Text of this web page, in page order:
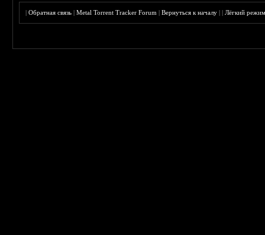
|Обратная связь |Metal Torrent Tracker Forum |Вернуться к началу ||Лёгкий